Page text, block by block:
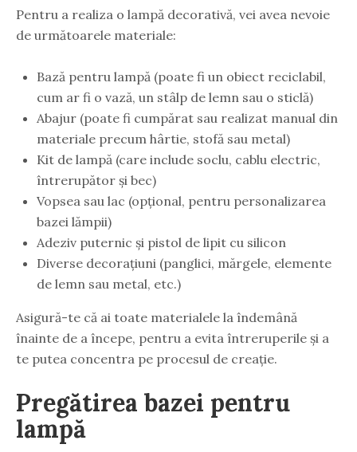
Pentru a realiza o lampă decorativă, vei avea nevoie
de următoarele materiale:
Bază pentru lampă (poate fi un obiect reciclabil,
cum ar fi o vază, un stâlp de lemn sau o sticlă)
Abajur (poate fi cumpărat sau realizat manual din
materiale precum hârtie, stofă sau metal)
Kit de lampă (care include soclu, cablu electric,
întrerupător și bec)
Vopsea sau lac (opțional, pentru personalizarea
bazei lămpii)
Adeziv puternic și pistol de lipit cu silicon
Diverse decorațiuni (panglici, mărgele, elemente
de lemn sau metal, etc.)
Asigură-te că ai toate materialele la îndemână
înainte de a începe, pentru a evita întreruperile și a
te putea concentra pe procesul de creație.
Pregătirea bazei pentru
lampă